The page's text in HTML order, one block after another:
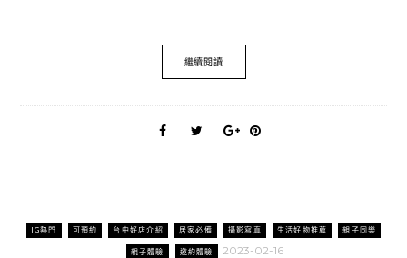
繼續閱讀
IG熱門 可預約 台中好店介紹 居家必備 攝影寫真 生活好物推薦 親子同樂
親子體驗 邀約體驗 2023-02-16